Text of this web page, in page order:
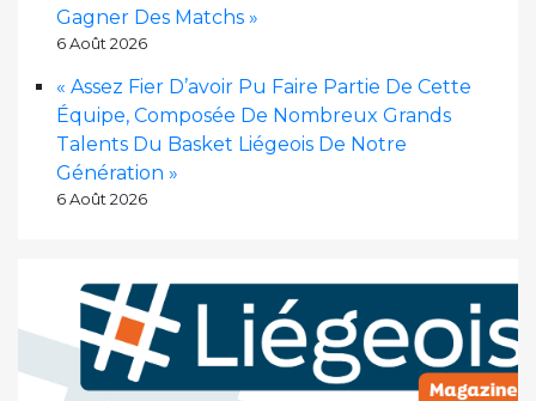
Gagner Des Matchs »
6 Août 2026
« Assez Fier D’avoir Pu Faire Partie De Cette
Équipe, Composée De Nombreux Grands
Talents Du Basket Liégeois De Notre
Génération »
6 Août 2026